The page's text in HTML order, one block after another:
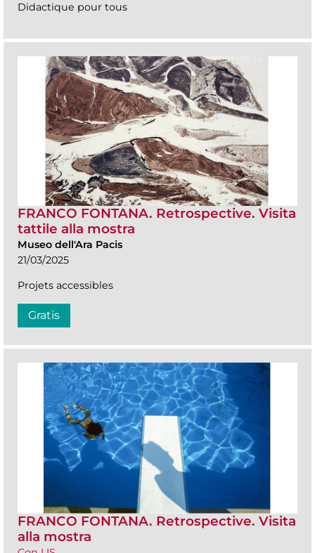
Didactique pour tous
FRANCO FONTANA. Retrospective. Visita
tattile alla mostra
Museo dell'Ara Pacis
21/03/2025
Projets accessibles
Gratis
FRANCO FONTANA. Retrospective. Visita
alla mostra